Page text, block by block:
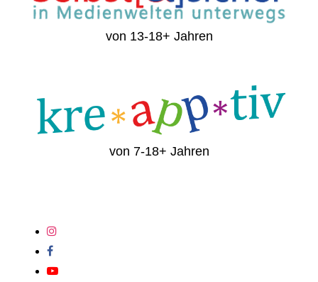
von 13-18+ Jahren
von 7-18+ Jahren